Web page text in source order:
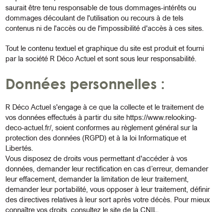
saurait être tenu responsable de tous dommages-intérêts ou
dommages découlant de l'utilisation ou recours à de tels
contenus ni de l'accès ou de l'impossibilité d'accès à ces sites.
Tout le contenu textuel et graphique du site est produit et fourni
par la société R Déco Actuel et sont sous leur responsabilité.
Données personnelles :
R Déco Actuel s'engage à ce que la collecte et le traitement de
vos données effectués à partir du site https://www.relooking-
deco-actuel.fr/, soient conformes au règlement général sur la
protection des données (RGPD) et à la loi Informatique et
Libertés.
Vous disposez de droits vous permettant d'accéder à vos
données, demander leur rectification en cas d’erreur, demander
leur effacement, demander la limitation de leur traitement,
demander leur portabilité, vous opposer à leur traitement, définir
des directives relatives à leur sort après votre décès. Pour mieux
connaître vos droits, consultez le site de laCNIL